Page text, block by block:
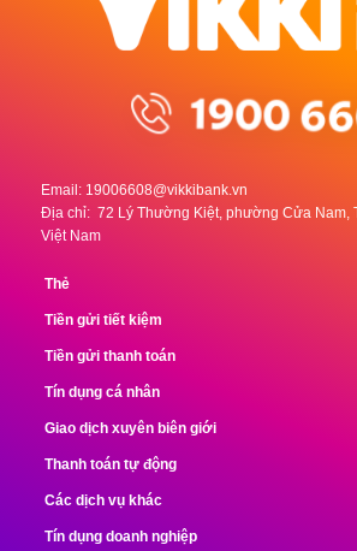
Email: 19006608@vikkibank.vn
Địa chỉ: 72 Lý Thường Kiệt, phường Cửa Nam,
Việt Nam
Thẻ
Tiền gửi tiết kiệm
Tiền gửi thanh toán
Tín dụng cá nhân
Giao dịch xuyên biên giới
Thanh toán tự động
Các dịch vụ khác
Tín dụng doanh nghiệp